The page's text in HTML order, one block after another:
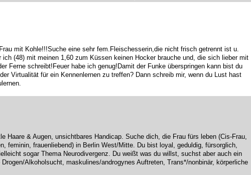
mit Kohle!!!Suche eine sehr fem.Fleischesserin,die nicht frisch getrennt ist u.
(48) mit meinen 1,60 zum Küssen keinen Hocker brauche und, die sich lieber mit
Ferne schreibt!Feuer habe ich genug!Damit der Funke überspringen kann bist du
Virtualität für ein Kennenlernen zu treffen? Dann schreib mir, wenn du Lust hast
Haare & Augen, unsichtbares Handicap. Suche dich, die Frau fürs leben (Cis-Frau,
feminin, frauenliebend) in Berlin West/Mitte. Du bist loyal, geduldig, fürsorglich,
sogar Thema Neurodivergenz. Du weißt was du willst, suchst aber auch ein
Alkoholsucht, maskulines/androgynes Auftreten, Trans*/nonbinär, körperliche